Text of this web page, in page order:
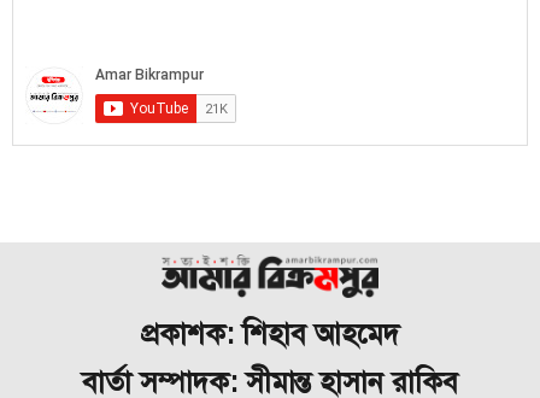
প্রকাশক: শিহাব আহমেদ
বার্তা সম্পাদক: সীমান্ত হাসান রাকিব